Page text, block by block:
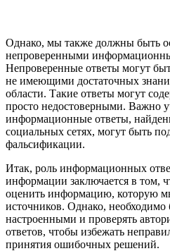
Однако, мы также должны быть
непроверенными
Непроверенные ответы могут
не имеющими достаточных
области. Такие ответы могут
просто недостоверными. Важно
информационные ответы,
социальных сетях, могут быть
фальсификации.
Итак, роль информационных
информации заключается в том,
оценить информацию, которую
источников. Однако, необходимо
настроенными и проверять
ответов, чтобы избежать
принятия ошибочных решений.